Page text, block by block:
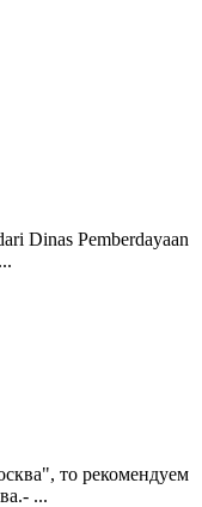
Dinas Pemberdayaan
то рекомендуем
...